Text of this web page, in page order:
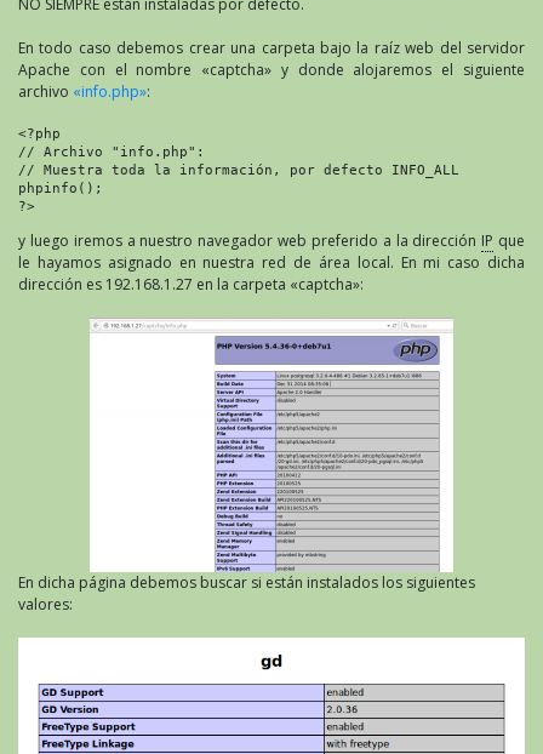
NO SIEMPRE están instaladas por defecto.
En todo caso debemos crear una carpeta bajo la raíz web del servidor
Apache con el nombre «captcha» y donde alojaremos el siguiente
archivo «info.php»:
<?php
// Archivo "info.php":
// Muestra toda la información, por defecto INFO_ALL
phpinfo();
?>
y luego iremos a nuestro navegador web preferido a la dirección IP que
le hayamos asignado en nuestra red de área local. En mi caso dicha
dirección es 192.168.1.27 en la carpeta «captcha»:
En dicha página debemos buscar si están instalados los siguientes
valores: